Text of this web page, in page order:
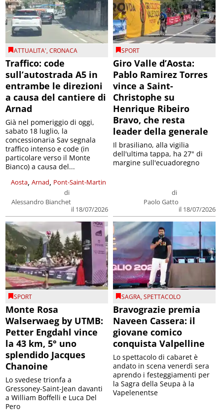
ATTUALITA',CRONACA
Traffico: code
sull’autostrada A5 in
entrambe le direzioni
a causa del cantiere di
Arnad
Aosta, Arnad, Pont-Saint-Martin
di
Alessandro Bianchet
il 18/07/2026
Già nel pomeriggio di oggi,
sabato 18 luglio, la
concessionaria Sav segnala
traffico intenso e code (in
particolare verso il Monte
Bianco) a causa del...
SPORT
Giro Valle d’Aosta:
Pablo Ramirez Torres
vince a Saint-
Christophe su
Henrique Ribeiro
Bravo, che resta
leader della generale
di
Paolo Gatto
il 18/07/2026
Il brasiliano, alla vigilia
dell'ultima tappa, ha 27" di
margine sull'ecuadoregno
SPORT
Monte Rosa
Walserwaeg by UTMB:
Petter Engdahl vince
la 43 km, 5° uno
splendido Jacques
Chanoine
Lo svedese trionfa a
Gressoney-Saint-Jean davanti
a William Boffelli e Luca Del
Pero
SAGRA,SPETTACOLO
Bravograzie premia
Naveen Cassera: il
giovane comico
conquista Valpelline
Lo spettacolo di cabaret è
andato in scena venerdì sera
aprendo i festeggiamenti per
la Sagra della Seupa à la
Vapelenentse